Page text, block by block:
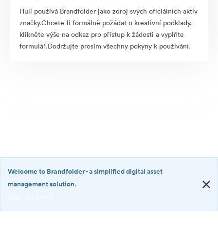
Hull používá Brandfolder jako zdroj svých oficiálních aktiv
značky.Chcete-li formálně požádat o kreativní podklady,
klikněte výše na odkaz pro přístup k žádosti a vyplňte
formulář.Dodržujte prosím všechny pokyny k používání.
·
Welcome to Brandfolder- a simplified digital asset
management solution.